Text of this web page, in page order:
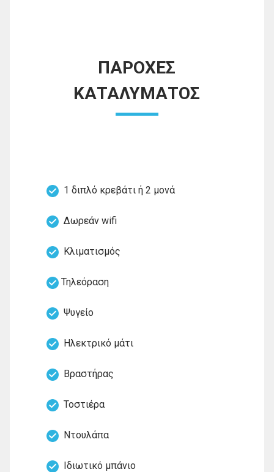
ΠΑΡΟΧΕΣ
ΚΑΤΑΛΥΜΑΤΟΣ
1 διπλό κρεβάτι ή 2 μονά
Δωρεάν wifi
Κλιματισμός
Τηλεόραση
Ψυγείο
Ηλεκτρικό μάτι
Βραστήρας
Τοστιέρα
Ντουλάπα
Ιδιωτικό μπάνιο